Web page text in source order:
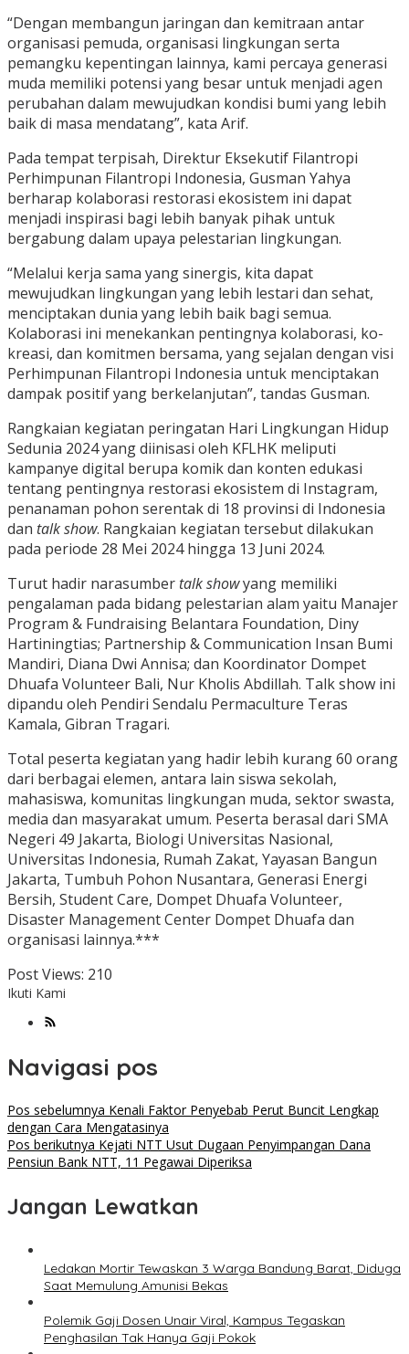
“Dengan membangun jaringan dan kemitraan antar
organisasi pemuda, organisasi lingkungan serta
pemangku kepentingan lainnya, kami percaya generasi
muda memiliki potensi yang besar untuk menjadi agen
perubahan dalam mewujudkan kondisi bumi yang lebih
baik di masa mendatang”, kata Arif.
Pada tempat terpisah, Direktur Eksekutif Filantropi
Perhimpunan Filantropi Indonesia, Gusman Yahya
berharap kolaborasi restorasi ekosistem ini dapat
menjadi inspirasi bagi lebih banyak pihak untuk
bergabung dalam upaya pelestarian lingkungan.
“Melalui kerja sama yang sinergis, kita dapat
mewujudkan lingkungan yang lebih lestari dan sehat,
menciptakan dunia yang lebih baik bagi semua.
Kolaborasi ini menekankan pentingnya kolaborasi, ko-
kreasi, dan komitmen bersama, yang sejalan dengan visi
Perhimpunan Filantropi Indonesia untuk menciptakan
dampak positif yang berkelanjutan”, tandas Gusman.
Rangkaian kegiatan peringatan Hari Lingkungan Hidup
Sedunia 2024 yang diinisasi oleh KFLHK meliputi
kampanye digital berupa komik dan konten edukasi
tentang pentingnya restorasi ekosistem di Instagram,
penanaman pohon serentak di 18 provinsi di Indonesia
dan talk show. Rangkaian kegiatan tersebut dilakukan
pada periode 28 Mei 2024 hingga 13 Juni 2024.
Turut hadir narasumber talk showyang memiliki
pengalaman pada bidang pelestarian alam yaitu Manajer
Program & Fundraising Belantara Foundation, Diny
Hartiningtias; Partnership & Communication Insan Bumi
Mandiri, Diana Dwi Annisa; dan Koordinator Dompet
Dhuafa Volunteer Bali, Nur Kholis Abdillah. Talk show ini
dipandu oleh Pendiri Sendalu Permaculture Teras
Kamala, Gibran Tragari.
Total peserta kegiatan yang hadir lebih kurang 60 orang
dari berbagai elemen, antara lain siswa sekolah,
mahasiswa, komunitas lingkungan muda, sektor swasta,
media dan masyarakat umum. Peserta berasal dari SMA
Negeri 49 Jakarta, Biologi Universitas Nasional,
Universitas Indonesia, Rumah Zakat, Yayasan Bangun
Jakarta, Tumbuh Pohon Nusantara, Generasi Energi
Bersih, Student Care, Dompet Dhuafa Volunteer,
Disaster Management Center Dompet Dhuafa dan
organisasi lainnya.***
Post Views: 210
Ikuti Kami
Navigasi pos
Pos sebelumnya Kenali Faktor Penyebab Perut Buncit Lengkap
dengan Cara Mengatasinya
Pos berikutnya Kejati NTT Usut Dugaan Penyimpangan Dana
Pensiun Bank NTT, 11 Pegawai Diperiksa
Jangan Lewatkan
Ledakan Mortir Tewaskan 3 Warga Bandung Barat, Diduga
Saat Memulung Amunisi Bekas
Polemik Gaji Dosen Unair Viral, Kampus Tegaskan
Penghasilan Tak Hanya Gaji Pokok